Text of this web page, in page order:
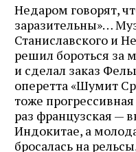
Недаром говорят,
заразительны»…
Станиславского и
решил бороться за
и сделал заказ
оперетта «Шумит
тоже
раз французская —
Индокитае, а
бросалась на